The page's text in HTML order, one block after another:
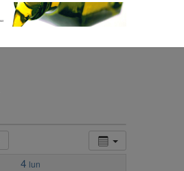
4 lun